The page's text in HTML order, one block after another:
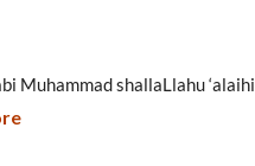
Muhammad shallaLlahu ‘alaihi